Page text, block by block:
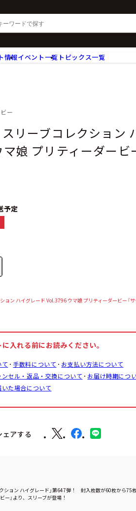
収納ケース
アクセサリー
その他グッズ
情報イベント一覧 トピックス一覧
ー
リーブコレクション
娘 プリティーダービ
予定
ョン ハイグレード Vol.3796 ウマ娘 プリティーダービー『サ
入れる前にお読みください。
手数料について
お支払い方法について
セル・返品・交換について
お届け時期につ
た場合について
ェアする
ション ハイグレード」第647弾！ 封入枚数が60枚から75
ー』より、スリーブが登場！